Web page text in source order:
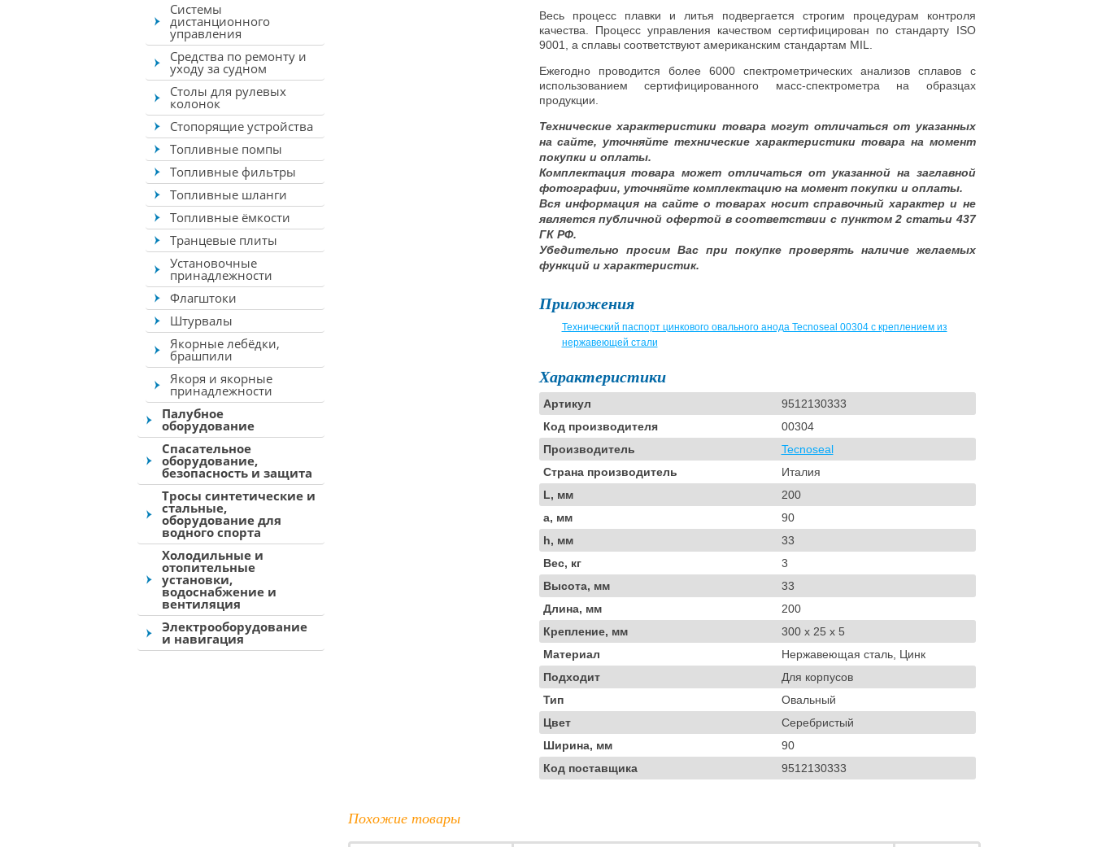
Системы
дистанционного
управления
Средства по ремонту и
уходу за судном
Столы для рулевых
колонок
Стопорящие устройства
Топливные помпы
Топливные фильтры
Топливные шланги
Топливные ёмкости
Транцевые плиты
Установочные
принадлежности
Флагштоки
Штурвалы
Якорные лебёдки,
брашпили
Якоря и якорные
принадлежности
Палубное
оборудование
Спасательное
оборудование,
безопасность и защита
Тросы синтетические и
стальные,
оборудование для
водного спорта
Холодильные и
отопительные
установки,
водоснабжение и
вентиляция
Электрооборудование
и навигация
Весь процесс плавки и литья подвергается строгим процедурам контроля
качества. Процесс управления качеством сертифицирован по стандарту ISO
9001, а сплавы соответствуют американским стандартам MIL.
Ежегодно проводится более 6000 спектрометрических анализов сплавов с
использованием сертифицированного масс-спектрометра на образцах
продукции.
Технические характеристики товара могут отличаться от указанных
на сайте, уточняйте технические характеристики товара на момент
покупки и оплаты.
Комплектация товара может отличаться от указанной на заглавной
фотографии, уточняйте комплектацию на момент покупки и оплаты.
Вся информация на сайте о товарах носит справочный характер и не
является публичной офертой в соответствии с пунктом 2 статьи 437
ГК РФ.
Убедительно просим Вас при покупке проверять наличие желаемых
функций и характеристик.
Приложения
Технический паспорт цинкового овального анода Tecnoseal 00304 с креплением из
нержавеющей стали
Характеристики
Артикул
9512130333
Код производителя
00304
Производитель
Tecnoseal
Страна производитель
Италия
L, мм
200
a, мм
90
h, мм
33
Вес, кг
3
Высота, мм
33
Длина, мм
200
Крепление, мм
300 x 25 x 5
Материал
Нержавеющая сталь, Цинк
Подходит
Для корпусов
Тип
Овальный
Цвет
Серебристый
Ширина, мм
90
Код поставщика
9512130333
Похожие товары